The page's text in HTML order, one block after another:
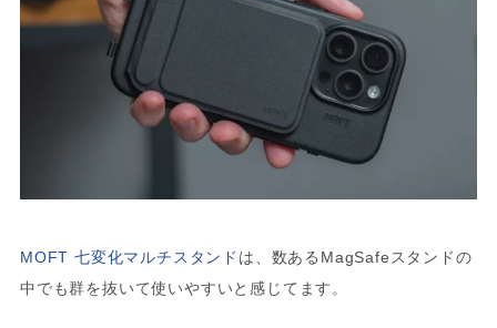
MOFT 七変化マルチスタンド は、数あるMagSafeスタンドの
中でも群を抜いて使いやすいと感じてます。